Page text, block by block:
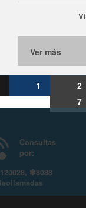
Ver más
1 2
7
6007120028,
yVideollamadas